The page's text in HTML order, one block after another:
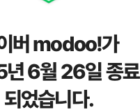
버 modoo!가
6월 26일 종료
되었습니다.